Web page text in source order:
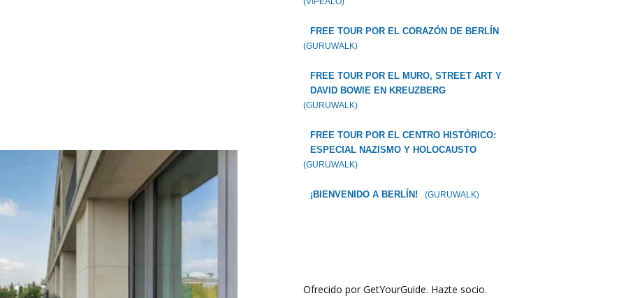
FREE TOUR POR EL CORAZÓN DE BERLÍN
(GURUWALK)
FREE TOUR POR EL MURO, STREET ART Y
DAVID BOWIE EN KREUZBERG
(GURUWALK)
FREE TOUR POR EL CENTRO HISTÓRICO:
ESPECIAL NAZISMO Y HOLOCAUSTO
(GURUWALK)
¡BIENVENIDO A BERLÍN! (GURUWALK)
Ofrecido por GetYourGuide. Hazte socio.